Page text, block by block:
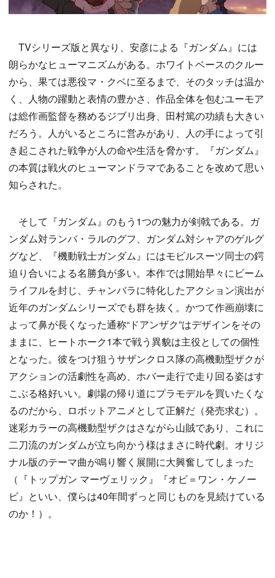
TVシリーズ版と異なり、安彦による『ガンダム』には
朗らかなヒューマニズムがある。ホワイトベースのクルー
から、果ては悪役マ・クベに至るまで、そのタッチは温か
く、人物の躍動と表情の豊かさ、作品全体を包むユーモア
は総作画監督を務めるジブリ出身、田村篤の功績も大きい
だろう。人がいるところに営みがあり、人の手によって引
き起こされた戦争が人の命や生活を脅かす。『ガンダム』
の本質は戦火のヒューマンドラマであることを改めて思い
知らされた。
そして『ガンダム』のもう1つの魅力が剣戟である。ガ
ンダム対ランバ・ラルのグフ、ガンダム対シャアのゲルグ
グなど、『機動戦士ガンダム』にはモビルスーツ同士の鍔
迫り合いによる名勝負が多い。本作では開始早々にビーム
ライフルを封じ、チャンバラに特化したアクション演出が
近年のガンダムシリーズでも群を抜く。かつて作画崩壊に
よって鼻が長くなった通称“ドアンザク”はデザインをその
ままに、ヒートホーク1本で戦う異貌は主役としての個性
となった。彼をつけ狙うサザンクロス隊の高機動型ザクが
アクションの活劇性を高め、ホバー走行で走り回る姿はす
こぶる格好いい。劇場の帰り道にプラモデルを買いたくな
るのだから、ロボットアニメとして正解だ（発売求む）。
迷彩カラーの高機動型ザクはさながら山賊であり、これに
二刀流のガンダムが立ち向かう様はまさに時代劇。オリジ
ナル版のテーマ曲が鳴り響く展開に大興奮してしまった
（『トップガン マーヴェリック』『オビ＝ワン・ケノー
ビ』といい、僕らは40年間ずっと同じものを見続けている
のか！）。